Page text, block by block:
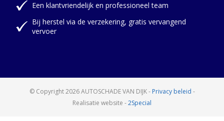
Een klantvriendelijk en professioneel team
Bij herstel via de verzekering, gratis vervangend
vervoer
© Copyright 2026 AUTOSCHADE VAN DIJK- Privacy beleid -
Realisatie website -2Special